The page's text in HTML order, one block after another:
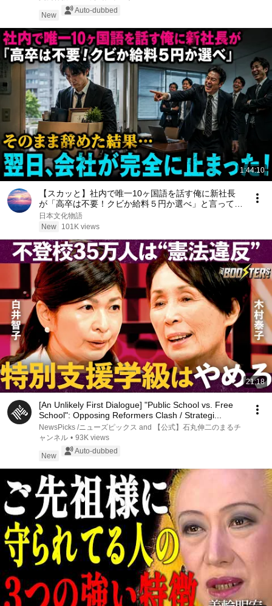
New
Auto-dubbed
1:44:10
【スカッと】社内で唯一10ヶ国語を話す俺に新社長
が「高卒は不要！クビか給料５円か選べ」と言ってき
た。そのまま辞めた結果
日本文化物語
New
101K views
21:18
[An Unlikely First Dialogue] "Public School vs. Free
School": Opposing Reformers Clash / Strategi...
NewsPicks /ニューズピックス and 【公式】石丸伸二のまるチ
ャンネル • 93K views
New
Auto-dubbed